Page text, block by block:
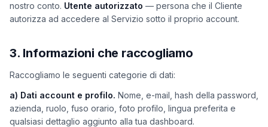
nostro conto. Utente autorizzato — persona che il Cliente
autorizza ad accedere al Servizio sotto il proprio account.
3. Informazioni che raccogliamo
Raccogliamo le seguenti categorie di dati:
a) Dati account e profilo. Nome, e-mail, hash della password,
azienda, ruolo, fuso orario, foto profilo, lingua preferita e
qualsiasi dettaglio aggiunto alla tua dashboard.